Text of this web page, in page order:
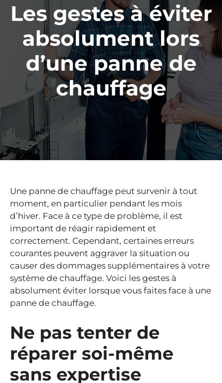
Les gestes à éviter
absolument lors
d’une panne de
chauffage
Une panne de chauffage peut survenir à tout
moment, en particulier pendant les mois
d’hiver. Face à ce type de problème, il est
important de réagir rapidement et
correctement. Cependant, certaines erreurs
courantes peuvent aggraver la situation ou
causer des dommages supplémentaires à votre
système de chauffage. Voici les gestes à
absolument éviter lorsque vous faites face à une
panne de chauffage.
Ne pas tenter de
réparer soi-même
sans expertise